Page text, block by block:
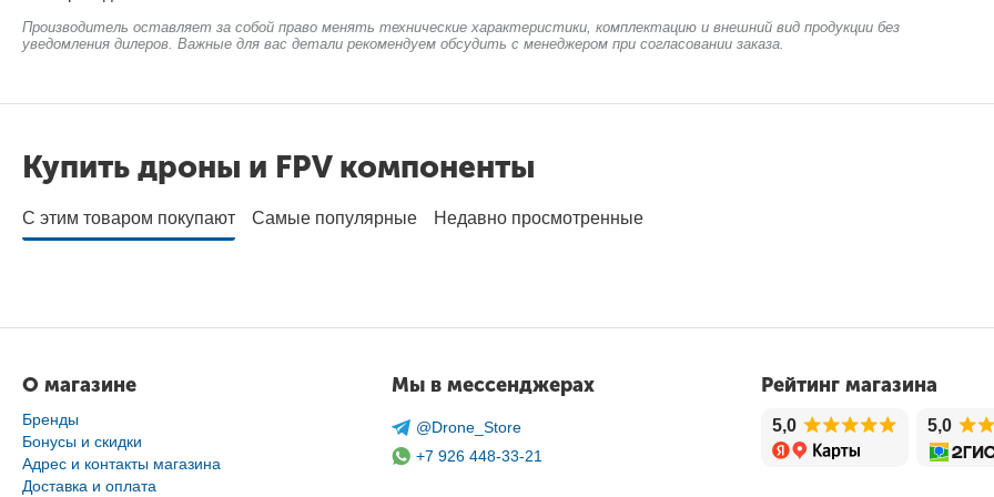
Производитель оставляет за собой право менять технические характеристики, комплектацию и внешний вид продукции без
уведомления дилеров. Важные для вас детали рекомендуем обсудить с менеджером при согласовании заказа.
Купить дроны и FPV компоненты
С этим товаром покупают Самые популярные Недавно просмотренные
О магазине
Бренды
Бонусы и скидки
Адрес и контакты магазина
Доставка и оплата
Мы в мессенджерах
@Drone_Store
+7 926 448-33-21
Рейтинг магазина
5,0 5,0